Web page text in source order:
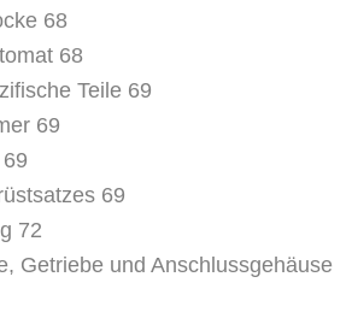
68
68
Teile 69
69
69
72
Getriebe und Anschlussgehäuse